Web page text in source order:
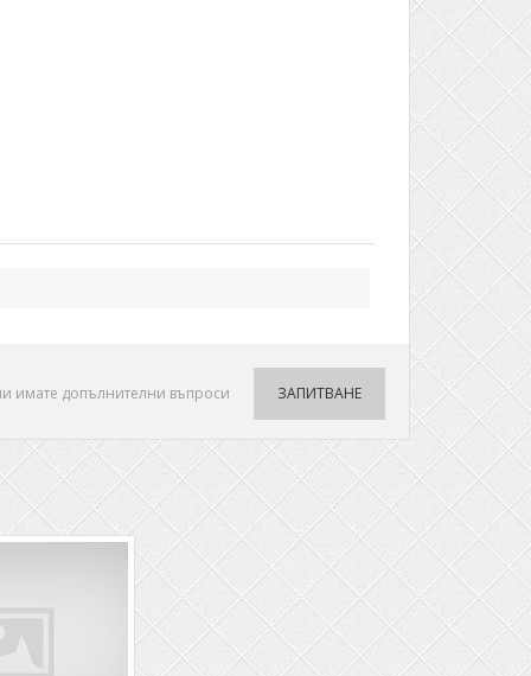
ЗАПИТВАНЕ
имате допълнителни въпроси